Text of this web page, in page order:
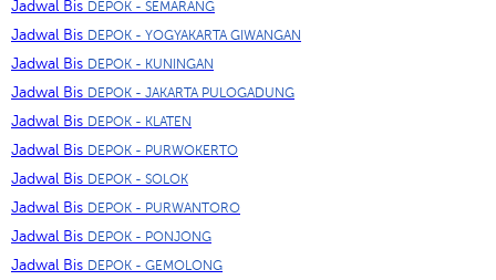
Jadwal Bis DEPOK - SEMARANG
Jadwal Bis DEPOK - YOGYAKARTA GIWANGAN
Jadwal Bis DEPOK - KUNINGAN
Jadwal Bis DEPOK - JAKARTA PULOGADUNG
Jadwal Bis DEPOK - KLATEN
Jadwal Bis DEPOK - PURWOKERTO
Jadwal Bis DEPOK - SOLOK
Jadwal Bis DEPOK - PURWANTORO
Jadwal Bis DEPOK - PONJONG
Jadwal Bis DEPOK - GEMOLONG